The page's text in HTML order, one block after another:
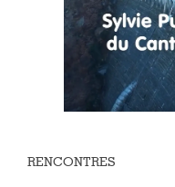
RENCONTRES